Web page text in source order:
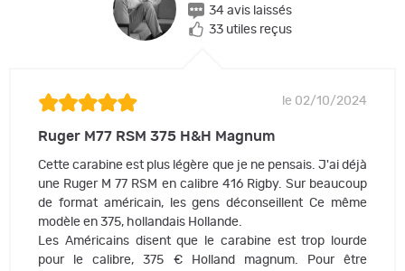
34 avis laissés
33 utiles reçus
le 02/10/2024
Ruger M77 RSM 375 H&H Magnum
Cette carabine est plus légère que je ne pensais. J'ai déjà
une Ruger M 77 RSM en calibre 416 Rigby. Sur beaucoup
de format américain, les gens déconseillent Ce même
modèle en 375, hollandais Hollande.
Les Américains disent que le carabine est trop lourde
pour le calibre, 375 € Holland magnum. Pour être